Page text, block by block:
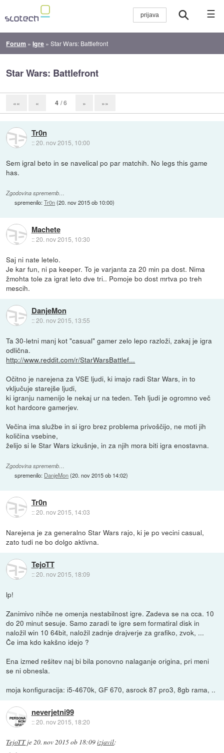
☰
Forum »Igre »Star Wars: Battlefront
Star Wars: Battlefront
«« « 4 / 6 » »»
Tr0n
::20. nov 2015, 10:00
Sem igral beto in se navelical po par matchih. No legs this game
has.
Zgodovina sprememb…
spremenilo:Tr0n(20. nov 2015 ob 10:00)
Machete
::20. nov 2015, 10:30
Saj ni nate letelo.
Je kar fun, ni pa keeper. To je varjanta za 20 min pa dost. Nima
žmohta tole za igrat leto dve tri.. Pomoje bo dost mrtva po treh
mescih.
DanjeMon
::20. nov 2015, 13:55
Ta 30-letni manj kot "casual" gamer zelo lepo razloži, zakaj je igra
odlična.
http://www.reddit.com/r/StarWarsBattlef...
Očitno je narejena za VSE ljudi, ki imajo radi Star Wars, in to
vključuje starejše ljudi,
ki igranju namenijo le nekaj ur na teden. Teh ljudi je ogromno več
kot hardcore gamerjev.
Večina ima službe in si igro brez problema privoščijo, ne moti jih
količina vsebine,
želijo si le Star Wars izkušnje, in za njih mora biti igra enostavna.
Zgodovina sprememb…
spremenilo: DanjeMon(20. nov 2015 ob 14:02)
Tr0n
::20. nov 2015, 14:03
Narejena je za generalno Star Wars rajo, ki je po vecini casual,
zato tudi ne bo dolgo aktivna.
TejoTT
::20. nov 2015, 18:09
lp!
Zanimivo nihče ne omenja nestabilnost igre. Zadeva se na cca. 10
do 20 minut sesuje. Samo zaradi te igre sem formatiral disk in
naložil win 10 64bit, naložil zadnje drajverje za grafiko, zvok, ...
Če ima kdo kakšno idejo ?
Ena izmed rešitev naj bi bila ponovno nalaganje origina, pri meni
se ni obnesla.
moja konfiguracija: i5-4670k, GF 670, asrock 87 pro3, 8gb rama, ..
neverjetni99
::20. nov 2015, 18:20
TejoTTje20. nov 2015 ob 18:09izjavil: